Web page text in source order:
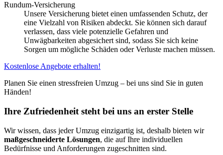
Rundum-Versicherung
Unsere Versicherung bietet einen umfassenden Schutz, der
eine Vielzahl von Risiken abdeckt. Sie können sich darauf
verlassen, dass viele potenzielle Gefahren und
Unwägbarkeiten abgesichert sind, sodass Sie sich keine
Sorgen um mögliche Schäden oder Verluste machen müssen.
Kostenlose Angebote erhalten!
Planen Sie einen stressfreien Umzug – bei uns sind Sie in guten
Händen!
Ihre Zufriedenheit steht bei uns an erster Stelle
Wir wissen, dass jeder Umzug einzigartig ist, deshalb bieten wir
maßgeschneiderte Lösungen, die auf Ihre individuellen
Bedürfnisse und Anforderungen zugeschnitten sind.